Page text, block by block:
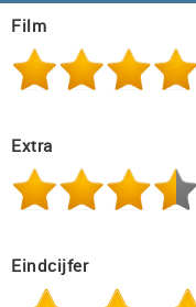
Film
Extra
Eindcijfer